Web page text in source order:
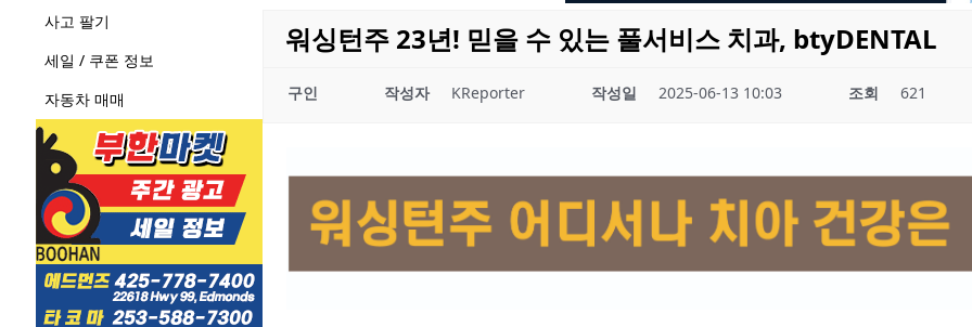
사고 팔기
세일 / 쿠폰 정보
자동차 매매
워싱턴주 23년! 믿을 수 있는 풀서비스 치과, btyDENTAL
구인 작성자 KReporter 작성일 2025-06-13 10:03 조회 621